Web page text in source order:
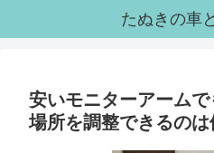
たぬきの車
安いモニターアーム
場所を調整できるのは